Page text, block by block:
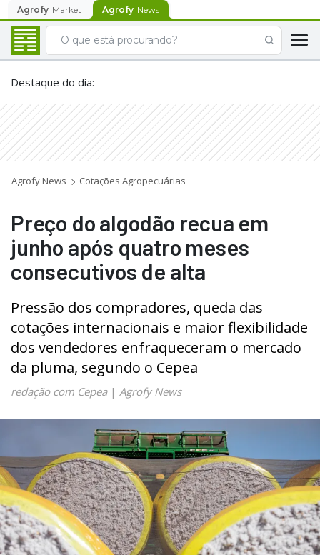
Agrofy Market Agrofy News
Destaque do dia:
Agrofy News Cotações Agropecuárias
Preço do algodão recua em
junho após quatro meses
consecutivos de alta
Pressão dos compradores, queda das
cotações internacionais e maior flexibilidade
dos vendedores enfraqueceram o mercado
da pluma, segundo o Cepea
redação com Cepea| Agrofy News